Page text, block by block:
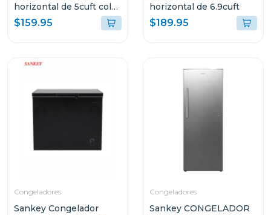
horizontal de 5cuft color
negro rfc591
$159.95
horizontal de 6.9cuft
$189.95
Congeladores
Sankey Congelador
Congeladores
Sankey CONGELADOR